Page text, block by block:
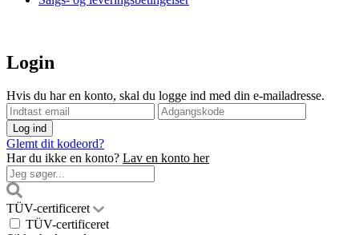
Login
Hvis du har en konto, skal du logge ind med din e-mailadresse.
Glemt dit kodeord?
Har du ikke en konto? Lav en konto her
TÜV-certificeret
TÜV-certificeret